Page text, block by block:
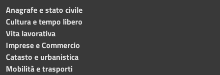
Anagrafe e stato civile
Cultura e tempo libero
Vita lavorativa
Imprese e Commercio
Catasto e urbanistica
Mobilità e trasporti